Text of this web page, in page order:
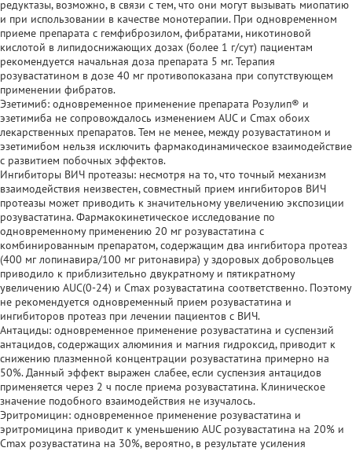
редуктазы, возможно, в связи с тем, что они могут вызывать миопатию
и при использовании в качестве монотерапии. При одновременном
приеме препарата с гемфиброзилом, фибратами, никотиновой
кислотой в липидоснижающих дозах (более 1 г/сут) пациентам
рекомендуется начальная доза препарата 5 мг. Терапия
розувастатином в дозе 40 мг противопоказана при сопутствующем
применении фибратов.
Эзетимиб: одновременное применение препарата Розулип® и
эзетимиба не сопровождалось изменением AUC и Сmах обоих
лекарственных препаратов. Тем не менее, между розувастатином и
эзетимибом нельзя исключить фармакодинамическое взаимодействие
с развитием побочных эффектов.
Ингибиторы ВИЧ протеазы: несмотря на то, что точный механизм
взаимодействия неизвестен, совместный прием ингибиторов ВИЧ
протеазы может приводить к значительному увеличению экспозиции
розувастатина. Фармакокинетическое исследование по
одновременному применению 20 мг розувастатина с
комбинированным препаратом, содержащим два ингибитора протеаз
(400 мг лопинавира/100 мг ритонавира) у здоровых добровольцев
приводило к приблизительно двукратному и пятикратному
увеличению AUC(0-24) и Cmax розувастатина соответственно. Поэтому
не рекомендуется одновременный прием розувастатина и
ингибиторов протеаз при лечении пациентов с ВИЧ.
Антациды: одновременное применение розувастатина и суспензий
антацидов, содержащих алюминия и магния гидроксид, приводит к
снижению плазменной концентрации розувастатина примерно на
50%. Данный эффект выражен слабее, если суспензия антацидов
применяется через 2 ч после приема розувастатина. Клиническое
значение подобного взаимодействия не изучалось.
Эритромицин: одновременное применение розувастатина и
эритромицина приводит к уменьшению AUC розувастатина на 20% и
Сmах розувастатина на 30%, вероятно, в результате усиления